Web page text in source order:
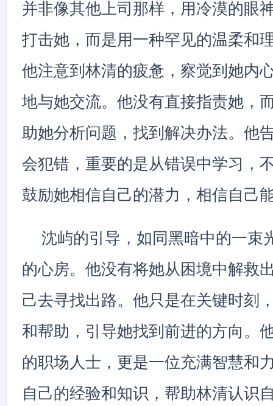
并非像其他上司那样，用冷漠的眼
打击她，而是用一种罕见的温柔和
他注意到林清的疲惫，察觉到她内
地与她交流。他没有直接指责她，
助她分析问题，找到解决办法。他
会犯错，重要的是从错误中学习，
鼓励她相信自己的潜力，相信自己
沈屿的引导，如同黑暗中的一束
的心房。他没有将她从困境中解救
己去寻找出路。他只是在关键时刻
和帮助，引导她找到前进的方向。
的职场人士，更是一位充满智慧和
自己的经验和知识，帮助林清认识